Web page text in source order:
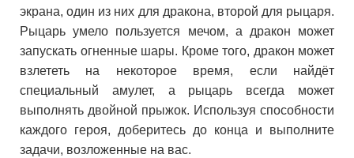
экрана, один из них для дракона, второй для рыцаря.
Рыцарь умело пользуется мечом, а дракон может
запускать огненные шары. Кроме того, дракон может
взлететь на некоторое время, если найдёт
специальный амулет, а рыцарь всегда может
выполнять двойной прыжок. Используя способности
каждого героя, доберитесь до конца и выполните
задачи, возложенные на вас.